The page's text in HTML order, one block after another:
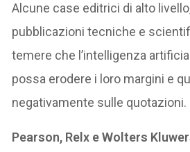
Alcune case editrici di alto
pubblicazioni tecniche e
temere che l’intelligenza
possa erodere i loro margini e
negativamente sulle quotazioni.
Pearson, Relx e Wolters